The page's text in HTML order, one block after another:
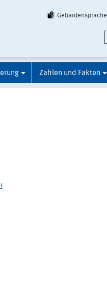
Gebärdensprache
Zahlen und Fakten